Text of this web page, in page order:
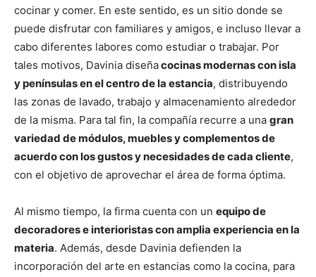
cocinar y comer. En este sentido, es un sitio donde se
puede disfrutar con familiares y amigos, e incluso llevar a
cabo diferentes labores como estudiar o trabajar. Por
tales motivos, Davinia diseñacocinas modernas con isla
y penínsulas en el centro de la estancia, distribuyendo
las zonas de lavado, trabajo y almacenamiento alrededor
de la misma. Para tal fin, la compañía recurre a una gran
variedad de módulos, muebles y complementos de
acuerdo con los gustos y necesidades de cada cliente,
con el objetivo de aprovechar el área de forma óptima.
Al mismo tiempo, la firma cuenta con un equipo de
decoradores e interioristas con amplia experiencia en la
materia. Además, desde Davinia defienden la
incorporación del arte en estancias como la cocina, para